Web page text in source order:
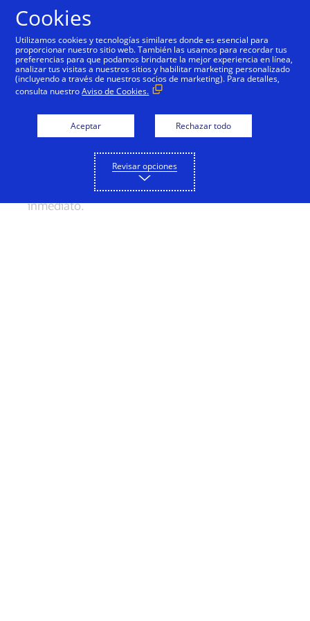
Monitoreo en tiempo real
La inteligencia es nuestra mayor defensa. En el
preciso momento en que un comerciante
procesa su tarjeta, Visa pone manos a la obra
para prevenir fraudes. Utilizamos un sistema de
por segundo.
Buscamos cambios sutiles en los patrones de
gasto que podrían indicar un fraude. Si sucede
algo poco usual (una dirección que no coincide,
una gran adquisición fuera de lo común o una
transacción muy lejos de casa), actuamos de
inmediato.
Cookies
Utilizamos cookies y tecnologías similares donde es esencial para
proporcionar nuestro sitio web. También las usamos para recordar tus
preferencias para que podamos brindarte la mejor experiencia en línea,
analizar tus visitas a nuestros sitios y habilitar marketing personalizado
(incluyendo a través de nuestros socios de marketing). Para detalles,
consulta nuestroAviso de Cookies.
Aceptar Rechazar todo
Revisar opciones